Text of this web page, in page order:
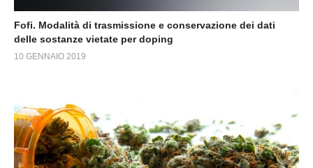
Fofi. Modalità di trasmissione e conservazione dei dati
delle sostanze vietate per doping
10 GENNAIO 2019